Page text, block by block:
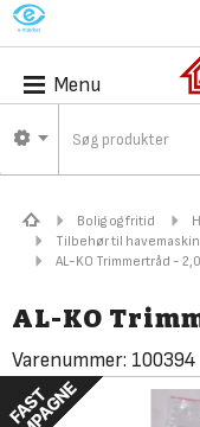
M
Menu
Bolig og fritid
Tilbehør til
AL-KO Trimmertråd -
AL-KO
Varenummer: 100394